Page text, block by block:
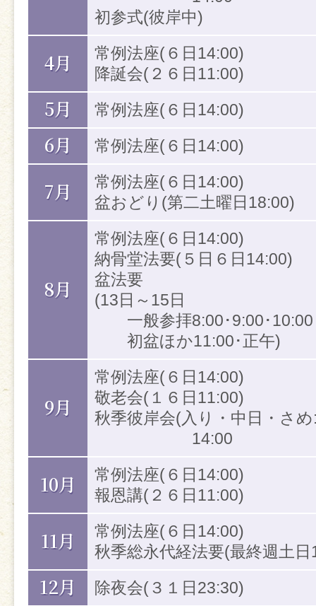
《喜びごとをお寺で》
鴨池出張所では、ご誕生の初参り
工式・還暦式・喜寿や米寿などの
寺で勤めております。
ぜひ人生の節目を仏さまとお迎
《常例法座》仏さまの
常例法座とは、日本各地より布教
し、仏さまの話をうかがう場です
毎月6日午後2時より、鴨池出張所
催しております。
どなたでもご自由にご参加いた
で、ぜひお気軽にお越しください
また、仏事などでお悩みや相談
たら、所長までおたずねください
※1月はは7日に初常例、12月はお
《おてら教室》
【寺ヨガ】
どなたでも参加できる、初心者向
す。体が硬い・運動不足・問題あ
初参式(彼岸中)
4月
常例法座(６日14:00)
降誕会(２６日11:00)
5月 常例法座(６日14:00)
6月 常例法座(６日14:00)
7月
常例法座(６日14:00)
盆おどり(第二土曜日18:00)
8月
常例法座(６日14:00)
納骨堂法要(５日６日14:00)
盆法要
(13日～15日
一般参拝8:00･9:00･10:00
初盆ほか11:00･正午)
9月
常例法座(６日14:00)
敬老会(１６日11:00)
秋季彼岸会(入り・中日・さ
14:00
10月
常例法座(６日14:00)
報恩講(２６日11:00)
11月
常例法座(６日14:00)
秋季総永代経法要(最終週土日
12月 除夜会(３１日23:30)